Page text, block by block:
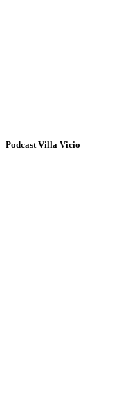
Podcast Villa Vicio